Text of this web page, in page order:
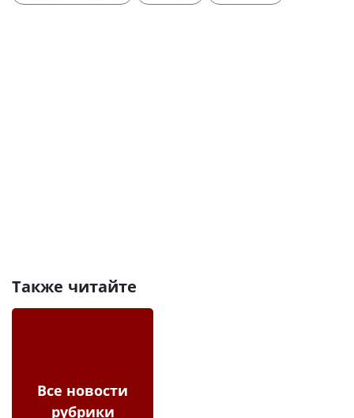
Также читайте
Все новости
рубрики